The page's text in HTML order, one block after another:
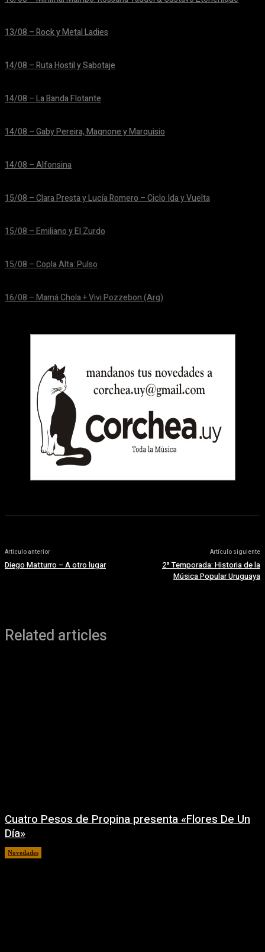
13/08 – Rock y Metal Ladies
14/08 – Ruta Hostil y Sabotaje
14/08 – La Banda Flotante
14/08 – Gaby Pereira, Magnone y Marquisio
14/08 – Alfonsina
15/08 – Clara Presta y Lucía Romero – Ciclo Ida y Vuelta
15/08 – Emiliano y El Zurdo
15/08 – Copla Alta: Pulso
16/08 – Mamá Chola + Vivi Pozzebon (Arg)
Artículo anterior
Diego Matturro – A otro lugar
Artículo siguiente
2ª Temporada: Historia de la
Música Popular Uruguaya
Related articles
Cuatro Pesos de Propina presenta «Flores De Un
Día»
Novedades